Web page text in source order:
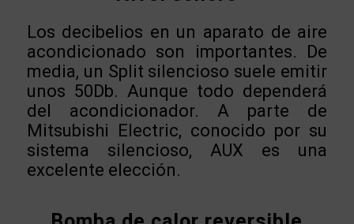
Los decibelios en un aparato de aire
acondicionado son importantes. De
media, un Split silencioso suele emitir
unos 50Db. Aunque todo dependerá
del acondicionador. A parte de
Mitsubishi Electric, conocido por su
sistema silencioso, AUX es una
excelente elección.